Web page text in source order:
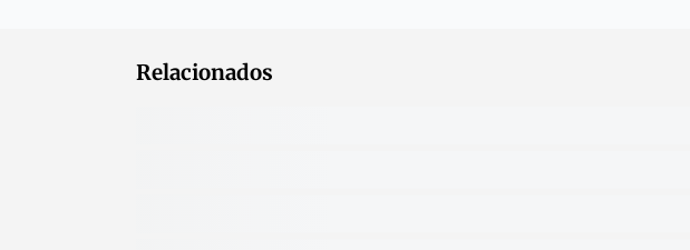
Relacionados